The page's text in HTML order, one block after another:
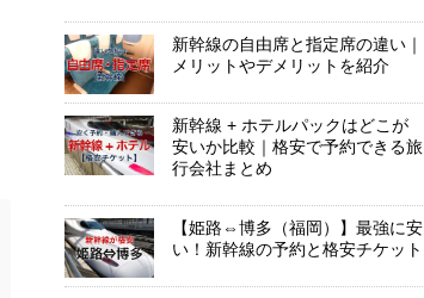
新幹線の自由席と指定席の違い｜
メリットやデメリットを紹介
新幹線 + ホテルパックはどこが
安いか比較｜格安で予約できる旅
行会社まとめ
【姫路⇔博多（福岡）】最強に安
い！新幹線の予約と格安チケット